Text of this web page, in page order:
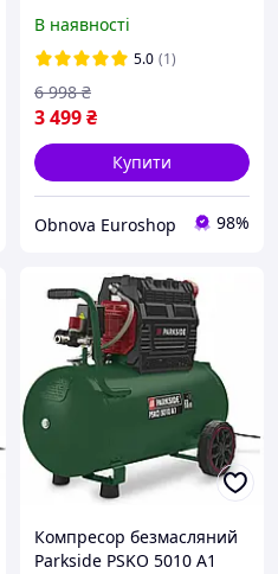
В наявності
5.0 (1)
3 499₴
6 998 ₴
Купити
Obnova Euroshop 98%
Компресор безмасляний
Parkside PSKO 5010 A1